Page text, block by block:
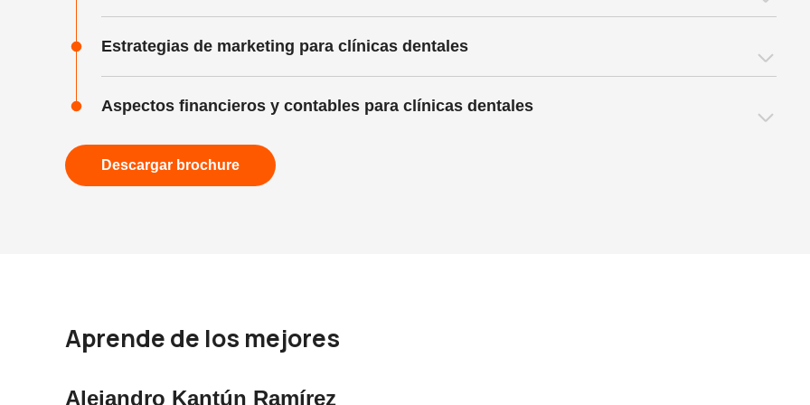
Estrategias de marketing para clínicas dentales
Aspectos financieros y contables para clínicas dentales
Descargar brochure
Aprende de los mejores
Alejandro Kantún Ramírez